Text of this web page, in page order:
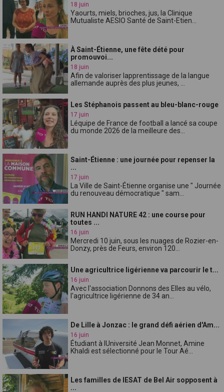
18 juin
Yaourts, miels, brioches, jus, la Clinique
Mutualiste AESIO Santé de Saint-Etien...
À Saint-Étienne, une fête dété pour
promouvoi...
18 juin
Afin de valoriser lapprentissage de la langue
allemande auprès des plus jeunes, ...
Les Stéphanois passent au bleu-blanc-rouge
17 juin
Léquipe de France de football a lancé sa coupe
du monde 2026 de la meilleure des...
Saint-Étienne : une journée pour repenser la
...
17 juin
La Ville de Saint-Étienne organise une " Journée
du renouveau démocratique " sam...
RUN HANDI NATURE 42 : une course pour
toutes ...
16 juin
Mercredi 10 juin, sous les nuages de Rozier-en-
Donzy, près de Feurs, environ 120...
Une agricultrice ligérienne va parcourir le t...
16 juin
Avec l'association Donnons des Elles au vélo,
l'agricultrice ligérienne de 34 an...
De Lille à Jonzac : le grand défi aérien d'Am...
16 juin
Étudiant à lUniversité Jean Monnet, Amine
Khaldi est sélectionné pour le Tour Aé...
Les familles de lESAT de Bel Air sopposent à
...